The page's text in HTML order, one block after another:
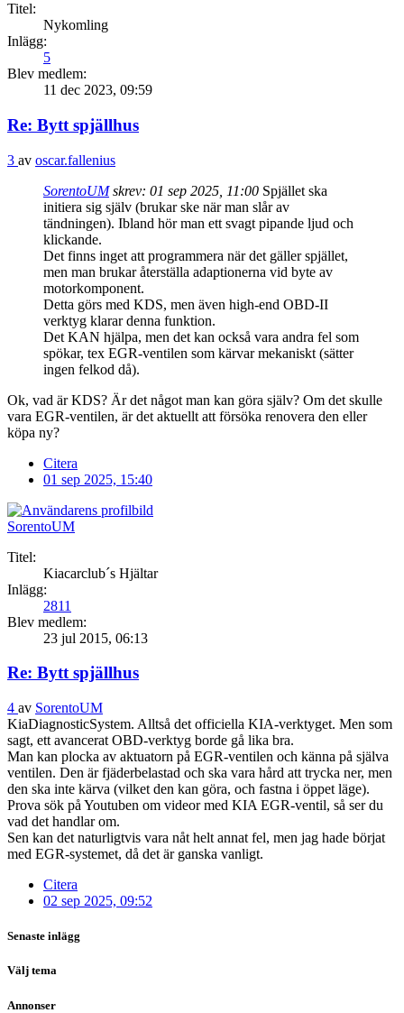
Titel:
Nykomling
Inlägg:
5
Blev medlem:
11 dec 2023, 09:59
Re: Bytt spjällhus
3 av oscar.fallenius
SorentoUMskrev: 01 sep 2025, 11:00 Spjället ska
initiera sig själv (brukar ske när man slår av
tändningen). Ibland hör man ett svagt pipande ljud och
klickande.
Det finns inget att programmera när det gäller spjället,
men man brukar återställa adaptionerna vid byte av
motorkomponent.
Detta görs med KDS, men även high-end OBD-II
verktyg klarar denna funktion.
Det KAN hjälpa, men det kan också vara andra fel som
spökar, tex EGR-ventilen som kärvar mekaniskt (sätter
ingen felkod då).
Ok, vad är KDS? Är det något man kan göra själv? Om det skulle
vara EGR-ventilen, är det aktuellt att försöka renovera den eller
köpa ny?
Citera
01 sep 2025, 15:40
SorentoUM
Titel:
Kiacarclub´s Hjältar
Inlägg:
2811
Blev medlem:
23 jul 2015, 06:13
Re: Bytt spjällhus
4 av SorentoUM
KiaDiagnosticSystem. Alltså det officiella KIA-verktyget. Men som
sagt, ett avancerat OBD-verktyg borde gå lika bra.
Man kan plocka av aktuatorn på EGR-ventilen och känna på själva
ventilen. Den är fjäderbelastad och ska vara hård att trycka ner, men
den ska inte kärva (vilket den kan göra, och fastna i öppet läge).
Prova sök på Youtuben om videor med KIA EGR-ventil, så ser du
vad det handlar om.
Sen kan det naturligtvis vara nåt helt annat fel, men jag hade börjat
med EGR-systemet, då det är ganska vanligt.
Citera
02 sep 2025, 09:52
Senaste inlägg
Välj tema
Annonser